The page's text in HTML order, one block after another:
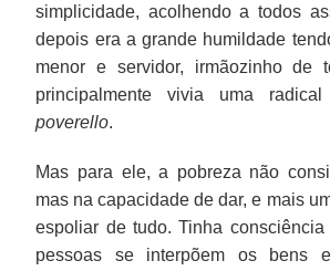
simplicidade, acolhendo a todos
depois era a grande humildade
menor e servidor, irmãozinho de
principalmente vivia uma
poverello.
Mas para ele, a pobreza não
mas na capacidade de dar, e mais
espoliar de tudo. Tinha
pessoas se interpõem os bens